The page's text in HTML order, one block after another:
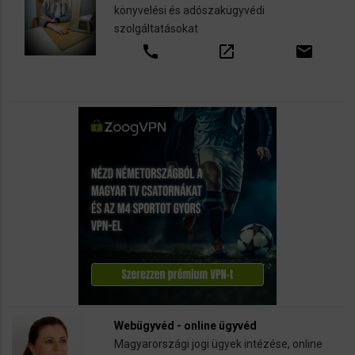
könyvelési és adószakügyvédi
szolgáltatásokat
call open_in_new email
Webügyvéd - online ügyvéd
Magyarországi jogi ügyek intézése, online